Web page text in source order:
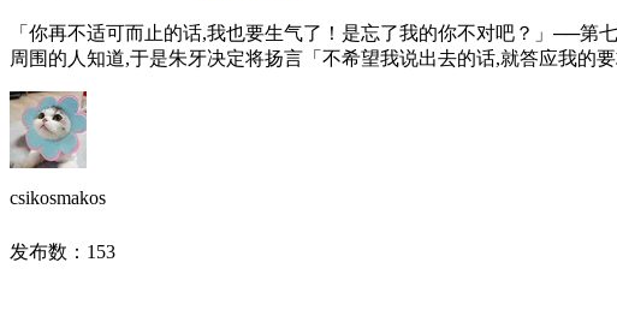
「你再不适可而止的话,我也要生气了！是忘了我的你不对吧？」──
周围的人知道,于是朱牙决定将扬言「不希望我说出去的话,就答应我
csikosmakos
发布数： 153